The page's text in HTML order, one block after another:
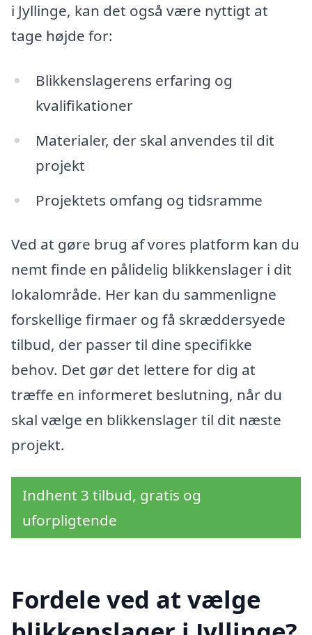
i Jyllinge, kan det også være nyttigt at
tage højde for:
Blikkenslagerens erfaring og
kvalifikationer
Materialer, der skal anvendes til dit
projekt
Projektets omfang og tidsramme
Ved at gøre brug af vores platform kan du
nemt finde en pålidelig blikkenslager i dit
lokalområde. Her kan du sammenligne
forskellige firmaer og få skræddersyede
tilbud, der passer til dine specifikke
behov. Det gør det lettere for dig at
træffe en informeret beslutning, når du
skal vælge en blikkenslager til dit næste
projekt.
Indhent 3 tilbud, gratis og
uforpligtende
Fordele ved at vælge